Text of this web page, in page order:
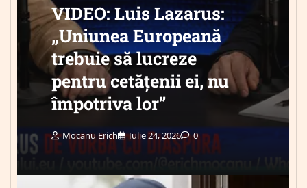
VIDEO: Luis Lazarus:
„Uniunea Europeană
trebuie să lucreze
pentru cetățenii ei, nu
împotriva lor”
Mocanu Erich Iulie 24, 2026 0